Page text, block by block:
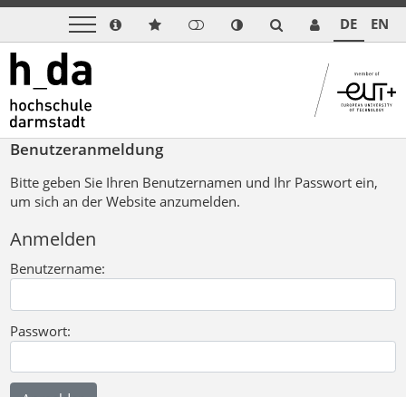
DE EN
Benutzeranmeldung
Bitte geben Sie Ihren Benutzernamen und Ihr Passwort ein,
um sich an der Website anzumelden.
Anmelden
Benutzername:
Passwort: